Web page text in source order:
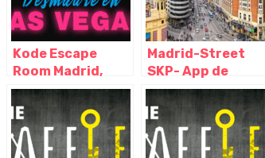
Kode Escape
Room Madrid,
Madrid – Madrid
Madrid-Street
SKP- App de
escape room al
aire libre, Madrid
– Madrid